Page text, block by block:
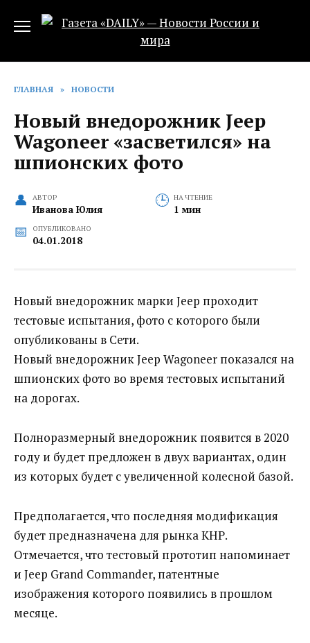
ГЛАВНАЯ » НОВОСТИ
Новый внедорожник Jeep
Wagoneer «засветился» на
шпионских фото‍
АВТОР
Иванова Юлия
НА ЧТЕНИЕ
1 мин
ОПУБЛИКОВАНО
04.01.2018
Новый внедорожник марки Jeep проходит
тестовые испытания, фото с которого были
опубликованы в Сети.
Новый внедорожник Jeep Wagoneer показался на
шпионских фото во время тестовых испытаний
на дорогах.
Полноразмерный внедорожник появится в 2020
году и будет предложен в двух вариантах, один
из которых будет с увеличенной колесной базой.
Предполагается, что последняя модификация
будет предназначена для рынка КНР.
Отмечается, что тестовый прототип напоминает
и Jeep Grand Commander, патентные
изображения которого появились в прошлом
месяце.